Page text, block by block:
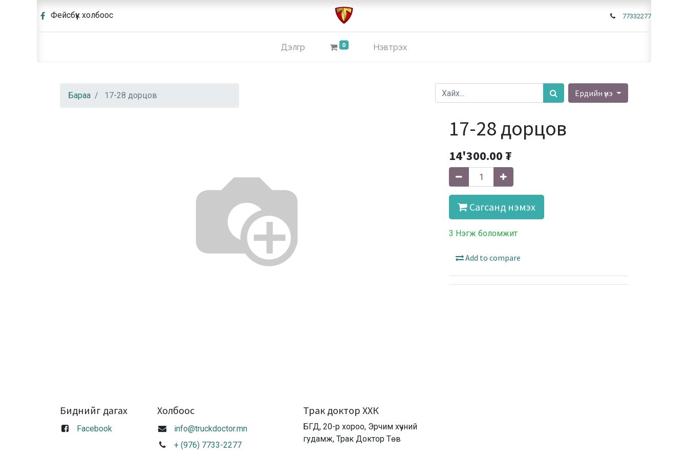
Фейсбүүк холбоос 77332277
Дэлгүүр 0 Нэвтрэх
Бараа 17-28 дорцов Ердийн үнэ
17-28 дорцов
14'300.00₮
Сагсанд нэмэх
3 Нэгж боломжит
Add to compare
Биднийг дагах
Facebook
Холбоос
info@truckdoctor.mn
+ (976) 7733-2277
Трак доктор ХХК
БГД, 20-р хороо, Эрчим хүчний
гудамж, Трак Доктор Төв